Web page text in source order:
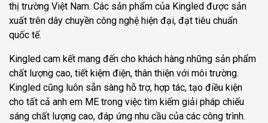
thị trường Việt Nam. Các sản phẩm của Kingled được sản
xuất trên dây chuyền công nghệ hiện đại, đạt tiêu chuẩn
quốc tế.
Kingled cam kết mang đến cho khách hàng những sản phẩm
chất lượng cao, tiết kiệm điện, thân thiện với môi trường.
Kingled cũng luôn sẵn sàng hỗ trợ, hợp tác, tạo điều kiện
cho tất cả anh em ME trong việc tìm kiếm giải pháp chiếu
sáng chất lượng cao, đáp ứng nhu cầu của các công trình.